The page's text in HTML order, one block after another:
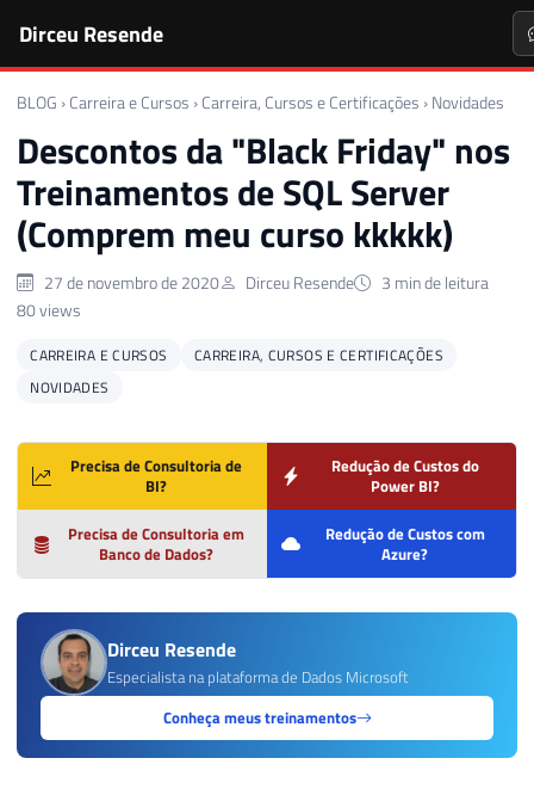
Dirceu Resende
BLOG › Carreira e Cursos › Carreira, Cursos e Certificações › Novidades
Descontos da "Black Friday" nos
Treinamentos de SQL Server
(Comprem meu curso kkkkk)
27 de novembro de 2020 Dirceu Resende
3 min de leitura
80 views
CARREIRA E CURSOS
CARREIRA, CURSOS E CERTIFICAÇÕES
NOVIDADES
Precisa de Consultoria de
BI?
Redução de Custos do
Power BI?
Precisa de Consultoria em
Banco de Dados?
Redução de Custos com
Azure?
Dirceu Resende
Especialista na plataforma de Dados Microsoft
Conheça meus treinamentos